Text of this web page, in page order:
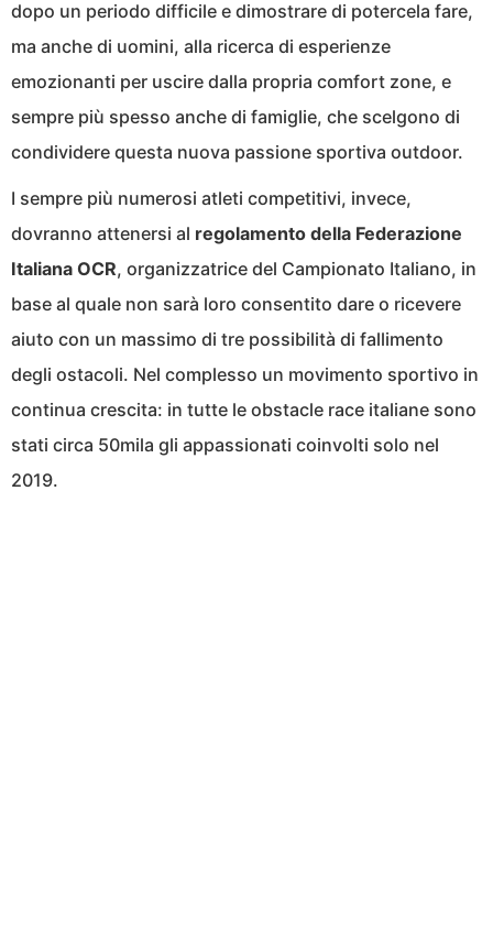
dopo un periodo difficile e dimostrare di potercela fare,
ma anche di uomini, alla ricerca di esperienze
emozionanti per uscire dalla propria comfort zone, e
sempre più spesso anche di famiglie, che scelgono di
condividere questa nuova passione sportiva outdoor.
I sempre più numerosi atleti competitivi, invece,
dovranno attenersi al regolamento della Federazione
Italiana OCR, organizzatrice del Campionato Italiano, in
base al quale non sarà loro consentito dare o ricevere
aiuto con un massimo di tre possibilità di fallimento
degli ostacoli. Nel complesso un movimento sportivo in
continua crescita: in tutte le obstacle race italiane sono
stati circa 50mila gli appassionati coinvolti solo nel
2019.